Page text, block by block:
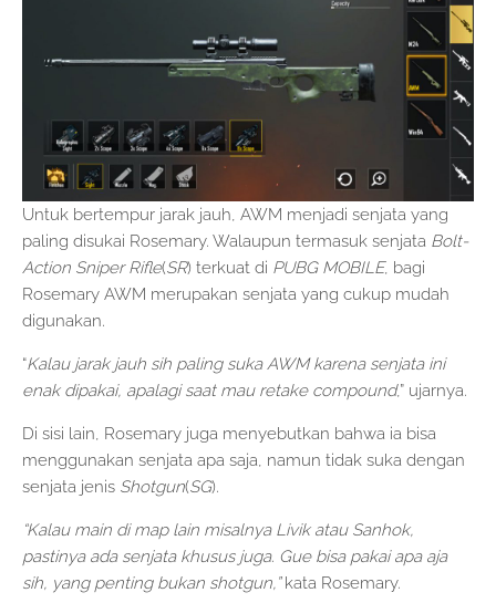
Untuk bertempur jarak jauh, AWM menjadi senjata yang
paling disukai Rosemary. Walaupun termasuk senjata Bolt-
Action Sniper Rifle(SR) terkuat di PUBG MOBILE, bagi
Rosemary AWM merupakan senjata yang cukup mudah
digunakan.
“Kalau jarak jauh sih paling suka AWM karena senjata ini
enak dipakai, apalagi saat mau retake compound,” ujarnya.
Di sisi lain, Rosemary juga menyebutkan bahwa ia bisa
menggunakan senjata apa saja, namun tidak suka dengan
senjata jenis Shotgun(SG).
“Kalau main di map lain misalnya Livik atau Sanhok,
pastinya ada senjata khusus juga. Gue bisa pakai apa aja
sih, yang penting bukan shotgun,”kata Rosemary.